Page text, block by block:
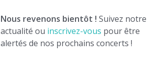
Nous revenons bientôt ! Suivez notre
actualité ou inscrivez-vous pour être
alertés de nos prochains concerts !